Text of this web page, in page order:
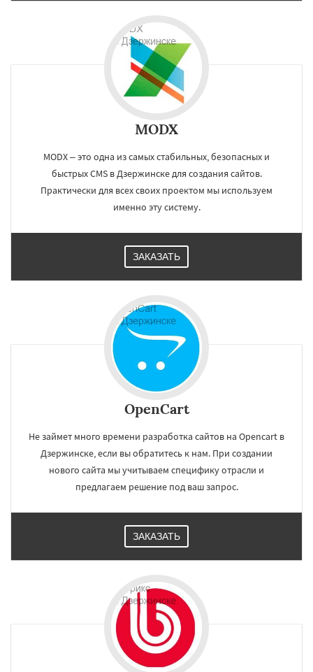
MODX
MODX – это одна из самых стабильных, безопасных и
быстрых CMS в Дзержинске для создания сайтов.
Практически для всех своих проектом мы используем
именно эту систему.
ЗАКАЗАТЬ
OpenCart
Не займет много времени разработка сайтов на Opencart в
Дзержинске, если вы обратитесь к нам. При создании
нового сайта мы учитываем специфику отрасли и
предлагаем решение под ваш запрос.
ЗАКАЗАТЬ